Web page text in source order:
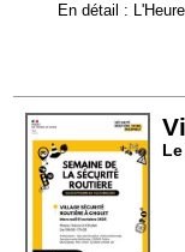
En détail :